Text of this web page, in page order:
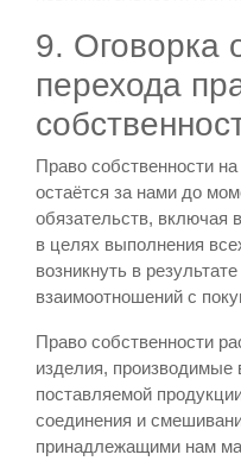
9. Оговорка
перехода
Право собственности
остаётся за нами до
обязательств, включая
в целях выполнения
возникнуть в
взаимоотношений с
Право собственности
изделия, производимые
поставляемой
соединения и
принадлежащими нам